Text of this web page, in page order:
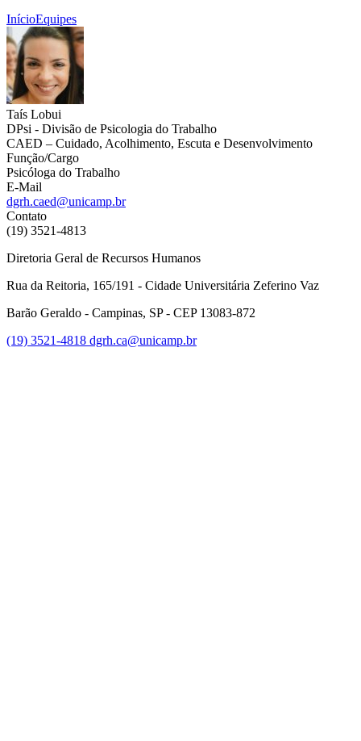
InícioEquipes
Taís Lobui
DPsi - Divisão de Psicologia do Trabalho
CAED – Cuidado, Acolhimento, Escuta e Desenvolvimento
Função/Cargo
Psicóloga do Trabalho
E-Mail
dgrh.caed@unicamp.br
Contato
(19) 3521-4813
Diretoria Geral de Recursos Humanos
Rua da Reitoria, 165/191 - Cidade Universitária Zeferino Vaz
Barão Geraldo - Campinas, SP - CEP 13083-872
(19) 3521-4818 dgrh.ca@unicamp.br